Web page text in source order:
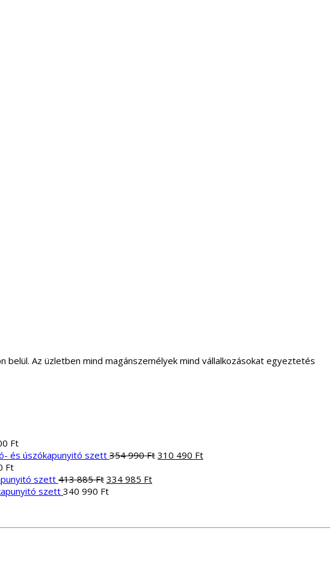
Az üzletben mind magánszemélyek mind vállalkozásokat egyeztetés
Ft
és úszókapunyitó szett 354 990Ft Original
310 490 FtCurrent
Ft
szett 413 885Ft Original
price
885 Ft.
334 985 FtCurrent
985 Ft.
szett 340 990 Ft